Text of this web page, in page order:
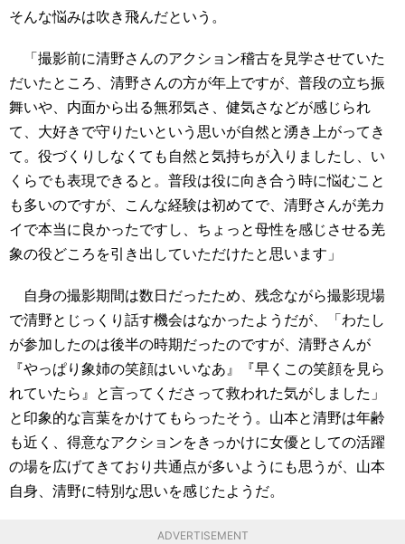
そんな悩みは吹き飛んだという。
「撮影前に清野さんのアクション稽古を見学させていた
だいたところ、清野さんの方が年上ですが、普段の立ち振
舞いや、内面から出る無邪気さ、健気さなどが感じられ
て、大好きで守りたいという思いが自然と湧き上がってき
て。役づくりしなくても自然と気持ちが入りましたし、い
くらでも表現できると。普段は役に向き合う時に悩むこと
も多いのですが、こんな経験は初めてで、清野さんが羌カ
イで本当に良かったですし、ちょっと母性を感じさせる羌
象の役どころを引き出していただけたと思います」
自身の撮影期間は数日だったため、残念ながら撮影現場
で清野とじっくり話す機会はなかったようだが、「わたし
が参加したのは後半の時期だったのですが、清野さんが
『やっぱり象姉の笑顔はいいなあ』『早くこの笑顔を見ら
れていたら』と言ってくださって救われた気がしました」
と印象的な言葉をかけてもらったそう。山本と清野は年齢
も近く、得意なアクションをきっかけに女優としての活躍
の場を広げてきており共通点が多いようにも思うが、山本
自身、清野に特別な思いを感じたようだ。
ADVERTISEMENT